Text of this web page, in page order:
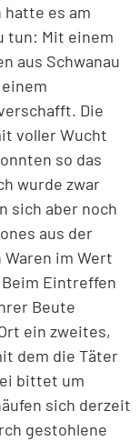
es am
tun: Mit einem
aus Schwanau
Die
voller Wucht
so das
wurde zwar
sich aber noch
aus der
im Wert
Eintreffen
Beute
ein zweites,
dem die Täter
bittet um
sich derzeit
gestohlene